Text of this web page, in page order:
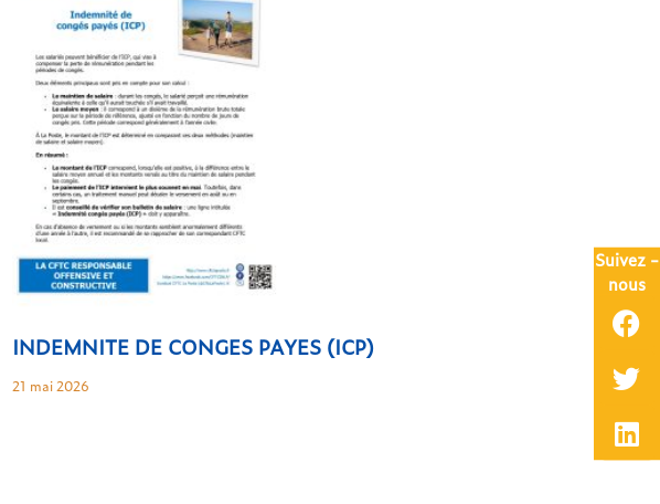
Suivez -
nous
INDEMNITE DE CONGES PAYES (ICP)
21 mai 2026